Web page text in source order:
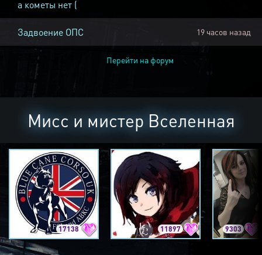
а кометы нет (
Задвоение ОПС 19 часов назад
Перейти на форум
Мисс и мистер Вселенная
17138 11897 9303